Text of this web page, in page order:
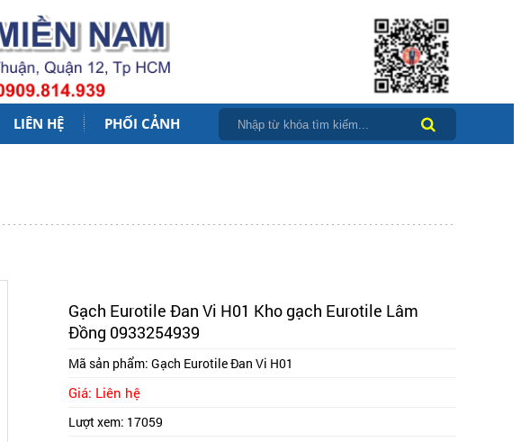
LIÊN HỆ PHỐI CẢNH
Gạch Eurotile Đan Vi H01 Kho gạch Eurotile Lâm
Đồng 0933254939
Mã sản phẩm: Gạch Eurotile Đan Vi H01
Giá: Liên hệ
Lượt xem: 17059